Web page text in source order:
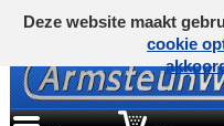
Deze website maakt
cookie